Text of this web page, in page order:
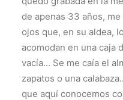
de apenas 33 años,
ojos que, en su aldea,
acomodan en una caja
vacía… Se me caía el
zapatos o una
que aquí conocemos